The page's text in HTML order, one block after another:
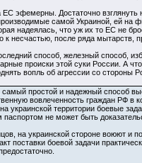
эфемерны. Достаточно взглянуть
самой Украиной, ей на
надеялась, что уж их то ЕС не
к несчастью, после ряда мытарств,
способ, железный способ,
происки этой суки России. А
вопль об агрессии со стороны
самый простой и надежный способ
вовлеченность граждан РФ в
украинской территории боевые
паспортом не может быть
на украинской стороне воюют и
поставки боевой задачи